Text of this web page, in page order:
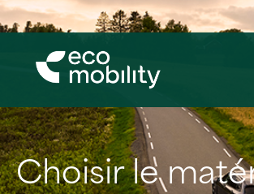
Choisir le